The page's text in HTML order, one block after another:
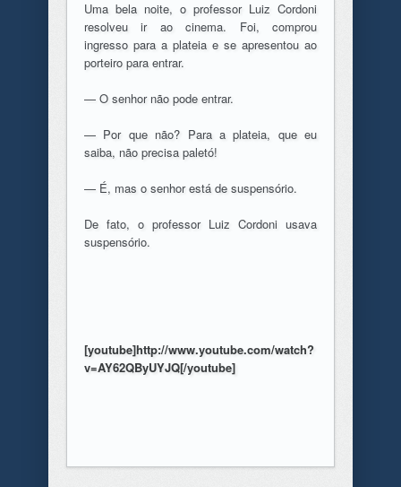
Uma bela noite, o professor Luiz Cordoni
resolveu ir ao cinema. Foi, comprou
ingresso para a plateia e se apresentou ao
porteiro para entrar.
— O senhor não pode entrar.
— Por que não? Para a plateia, que eu
saiba, não precisa paletó!
— É, mas o senhor está de suspensório.
De fato, o professor Luiz Cordoni usava
suspensório.
[youtube]http://www.youtube.com/watch?
v=AY62QByUYJQ[/youtube]